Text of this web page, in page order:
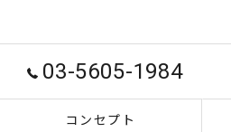
03-5605-1984
コンセプト